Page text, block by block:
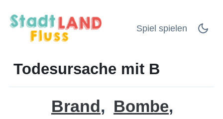
Spiel spielen
Todesursache mit B
Brand Bombe